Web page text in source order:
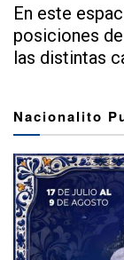
En este
posiciones
las distintas
Nacionalito